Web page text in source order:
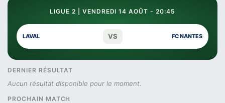
LIGUE 2 | VENDREDI 14 AOÛT - 20:45
LAVAL VS FC NANTES
DERNIER RÉSULTAT
Aucun résultat disponible pour le moment.
PROCHAIN MATCH